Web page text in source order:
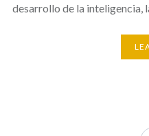
desarrollo de la inteligencia,